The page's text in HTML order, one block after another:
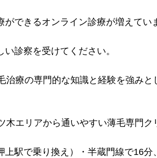
できるオンライン診療が増えてい
診察を受けてください。
治療の専門的な知識と経験を強み
エリアから通いやすい薄毛専門ク
上駅で乗り換え）・半蔵門線で16